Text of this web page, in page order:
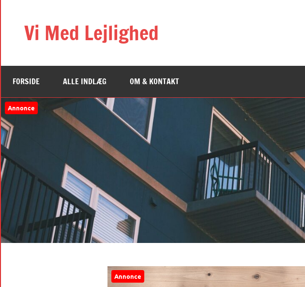
indholdVi Med Lejlighed
FORSIDE ALLE INDLÆG OM & KONTAKT
Annonce
Annonce